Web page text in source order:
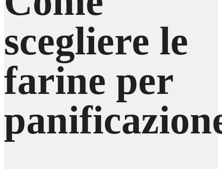
scegliere le
farine per